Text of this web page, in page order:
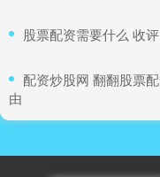
股票配资需要什么 收
配资炒股网 翻翻股票
由